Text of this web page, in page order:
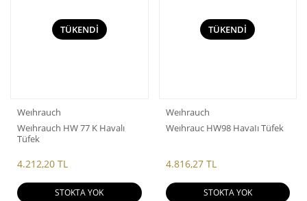
TÜKENDİ
Weıhrauch
Weıhrauch HW 77 K Havalı
Tüfek
4.212,20 TL
STOKTA YOK
TÜKENDİ
Weıhrauch
Weıhrauc HW98 HavaIı Tüfek
4.816,27 TL
STOKTA YOK